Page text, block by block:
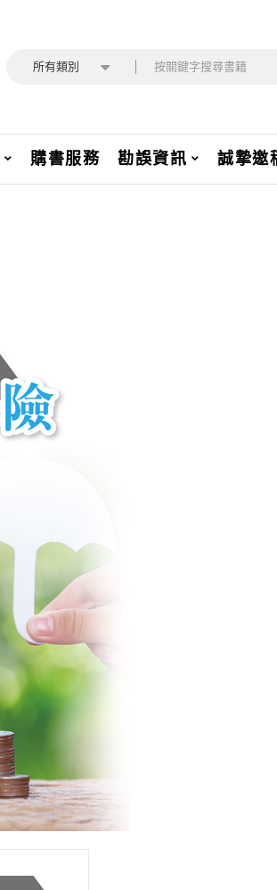
所有類別
購書服務 勘誤資訊 誠摯邀